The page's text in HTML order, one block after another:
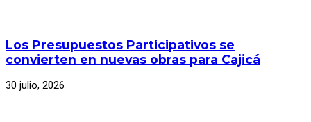
Los Presupuestos Participativos se
convierten en nuevas obras para Cajicá
30 julio, 2026